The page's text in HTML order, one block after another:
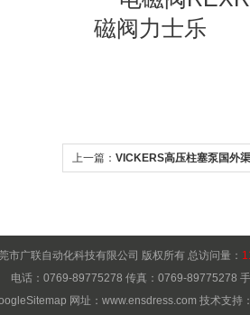
磁阀力士乐
上一篇： VICKERS高压柱塞泵国外
市广联自动化科技有限公司 版权所有 总访问量：
电话：0769-89775278 传真：0769-89775278
网址： www.ensdress.com 技术支持